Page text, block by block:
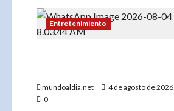
Entretenimiento
mundoaldia.net
4 de agosto de 2026
0